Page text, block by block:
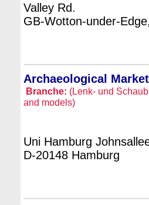
Valley Rd.
GB-Wotton-under-
Archaeological
Branche: (Lenk- und
and models)
Uni Hamburg
D-20148 Hamburg